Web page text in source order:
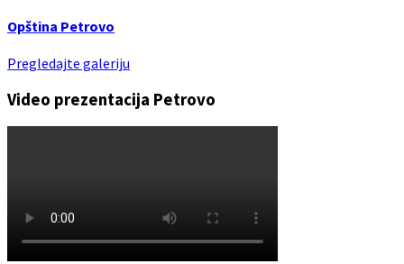
Opština Petrovo
Pregledajte galeriju
Video prezentacija Petrovo